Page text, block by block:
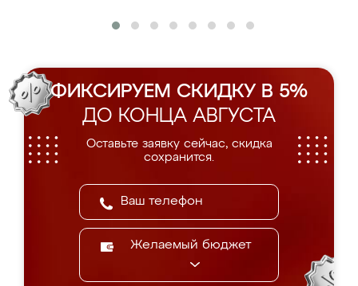
ФИКСИРУЕМ СКИДКУ В 5%
ДО КОНЦА АВГУСТА
Оставьте заявку сейчас, скидка
сохранится.
Желаемый бюджет